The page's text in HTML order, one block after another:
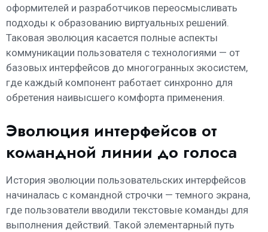
оформителей и разработчиков переосмысливать
подходы к образованию виртуальных решений.
Таковая эволюция касается полные аспекты
коммуникации пользователя с технологиями — от
базовых интерфейсов до многогранных экосистем,
где каждый компонент работает синхронно для
обретения наивысшего комфорта применения.
Эволюция интерфейсов от
командной линии до голоса
История эволюции пользовательских интерфейсов
начиналась с командной строчки — темного экрана,
где пользователи вводили текстовые команды для
выполнения действий. Такой элементарный путь